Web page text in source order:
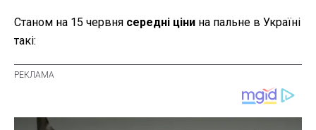
Станом на 15 червня середні ціни на пальне в Україні
такі: